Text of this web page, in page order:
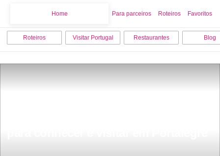
Home Para parceiros Roteiros Favoritos
Roteiros Visitar Portugal Restaurantes Blog